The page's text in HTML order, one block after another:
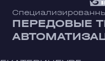
ПЕРЕДОВЫЕ